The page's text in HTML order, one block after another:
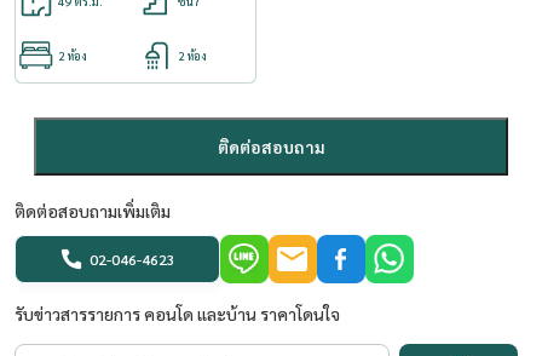
2 ห้อง 2 ห้อง
ติดต่อสอบถาม
ติดต่อสอบถามเพิ่มเติม
02-046-4623
รับข่าวสารรายการ คอนโด และบ้าน ราคาโดนใจ